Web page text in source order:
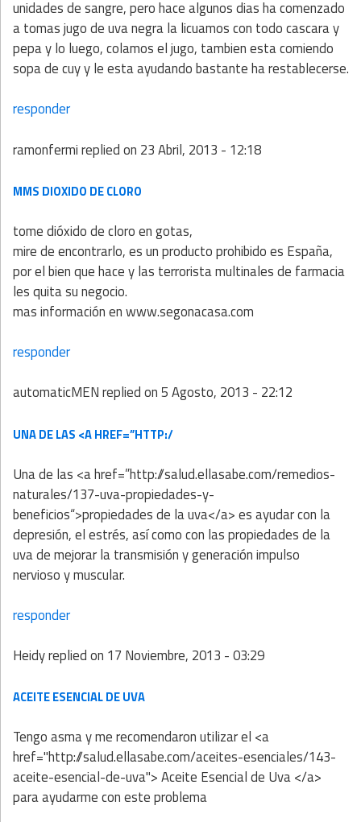
unidades de sangre, pero hace algunos dias ha comenzado
a tomas jugo de uva negra la licuamos con todo cascara y
pepa y lo luego, colamos el jugo, tambien esta comiendo
sopa de cuy y le esta ayudando bastante ha restablecerse.
responder
ramonfermireplied on 23 Abril, 2013 - 12:18
MMS DIOXIDO DE CLORO
tome dióxido de cloro en gotas,
mire de encontrarlo, es un producto prohibido es España,
por el bien que hace y las terrorista multinales de farmacia
les quita su negocio.
mas información en www.segonacasa.com
responder
automaticMENreplied on5 Agosto, 2013 - 22:12
UNA DE LAS <A HREF=”HTTP:/
Una de las <a href=”http://salud.ellasabe.com/remedios-
naturales/137-uva-propiedades-y-
beneficios“>propiedades de la uva</a> es ayudar con la
depresión, el estrés, así como con las propiedades de la
uva de mejorar la transmisión y generación impulso
nervioso y muscular.
responder
Heidyreplied on 17 Noviembre, 2013 - 03:29
ACEITE ESENCIAL DE UVA
Tengo asma y me recomendaron utilizar el <a
href="http://salud.ellasabe.com/aceites-esenciales/143-
aceite-esencial-de-uva"> Aceite Esencial de Uva </a>
para ayudarme con este problema